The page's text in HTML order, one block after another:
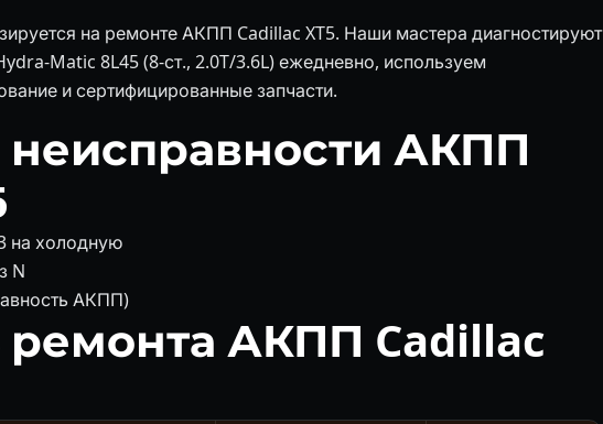
на ремонте АКПП Cadillac XT5. Наши мастера диагностируют
Matic 8L45 (8-ст., 2.0T/3.6L) ежедневно, используем
и сертифицированные запчасти.
АКПП
на холодную
N
АКПП)
ремонта АКПП Cadillac